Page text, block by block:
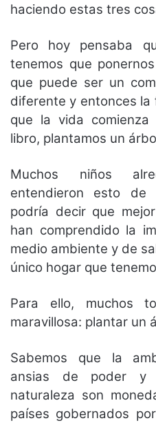
haciendo estas tres
Pero hoy pensaba
tenemos que
que puede ser un
diferente y entonces la
que la vida comienza
libro, plantamos un
Muchos niños
entendieron esto
podría decir que
han comprendido la
medio ambiente y de
único hogar que
Para ello, muchos
maravillosa: plantar un
Sabemos que la
ansias de poder y
naturaleza son
países gobernados